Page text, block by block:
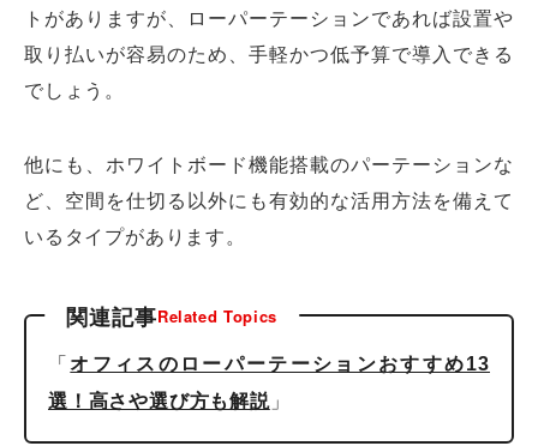
トがありますが、ローパーテーションであれば設置や
取り払いが容易のため、手軽かつ低予算で導入できる
でしょう。
他にも、ホワイトボード機能搭載のパーテーションな
ど、空間を仕切る以外にも有効的な活用方法を備えて
いるタイプがあります。
関連記事Related Topics
「 オフィスのローパーテーションおすすめ13
選！高さや選び方も解説」